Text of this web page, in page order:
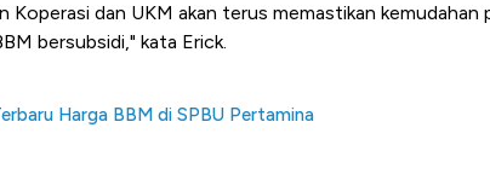
Koperasi dan UKM akan terus memastikan kemudahan
bersubsidi," kata Erick.
Harga BBM di SPBU Pertamina